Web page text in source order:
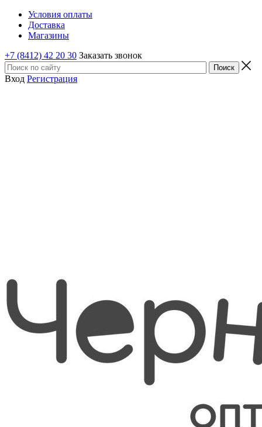
Условия оплаты
Доставка
Магазины
+7 (8412) 42 20 30 Заказать звонок
Вход Регистрация